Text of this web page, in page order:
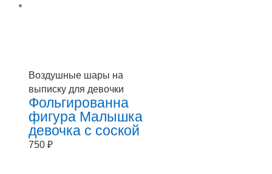
Воздушные шары на
выписку для девочки
Фольгированна
фигура Малышка
девочка с соской
750 ₽